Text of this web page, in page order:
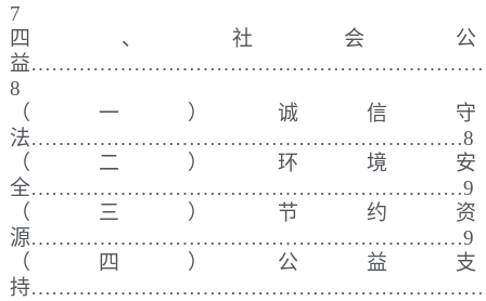
7
四、社会公
益
8
（一）诚信守
法………………………………………………………8
（二）环境安
全………………………………………………………9
（三）节约资
源………………………………………………………9
（四）公益支
持…………………………………………………………